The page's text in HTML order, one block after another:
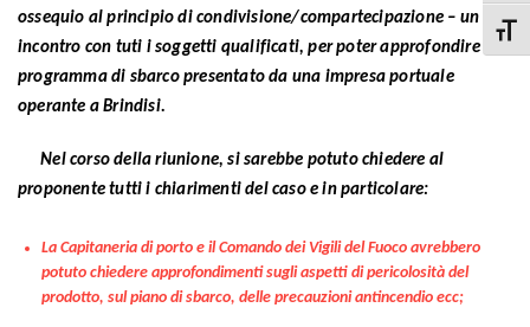
ossequio al principio di condivisione/compartecipazione – un
incontro con tuti i soggetti qualificati, per poter approfondire il
programma di sbarco presentato da una impresa portuale
operante a Brindisi.
Nel corso della riunione, si sarebbe potuto chiedere al
proponente tutti i chiarimenti del caso e in particolare:
La Capitaneria di porto e il Comando dei Vigili del Fuoco avrebbero
potuto chiedere approfondimenti sugli aspetti di pericolosità del
prodotto, sul piano di sbarco, delle precauzioni antincendio ecc;